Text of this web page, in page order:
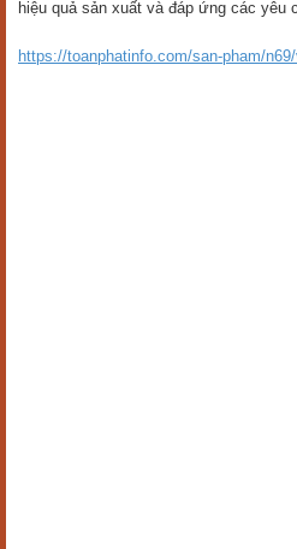
hiệu quả sản xuất và đáp ứng các yêu
https://toanphatinfo.com/san-pham/